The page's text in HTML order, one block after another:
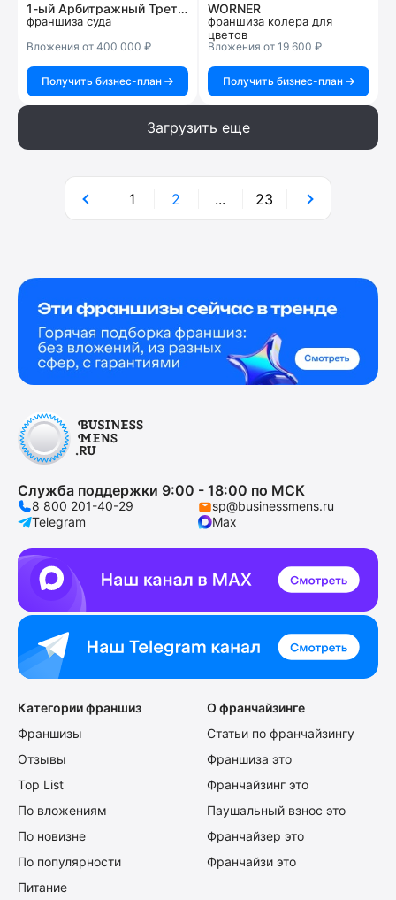
1-ый Арбитражный Третейский Суд
франшиза суда
Вложения от 400 000 ₽
Получить бизнес-план
WORNER
франшиза колера для
цветов
Вложения от 19 600 ₽
Получить бизнес-план
Загрузить еще
1 2 ... 23
Служба поддержки 9:00 - 18:00 по МСК
8 800 201-40-29
sp@businessmens.ru
Telegram
Max
Категории франшиз
Франшизы
Отзывы
Top List
По вложениям
По новизне
По популярности
Питание
О франчайзинге
Статьи по франчайзингу
Франшиза это
Франчайзинг это
Паушальный взнос это
Франчайзер это
Франчайзи это